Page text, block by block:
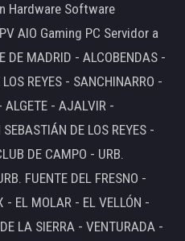
Hardware Software
AIO Gaming PC Servidor a
DE MADRID - ALCOBENDAS -
REYES - SANCHINARRO -
ALGETE - AJALVIR -
DE LOS REYES -
DE CAMPO - URB.
FUENTE DEL FRESNO -
- EL MOLAR - EL VELLÓN -
LA SIERRA - VENTURADA -